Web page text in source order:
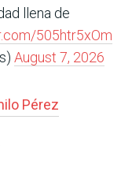
llena de
505htr5xOm
August 7, 2026
Pérez